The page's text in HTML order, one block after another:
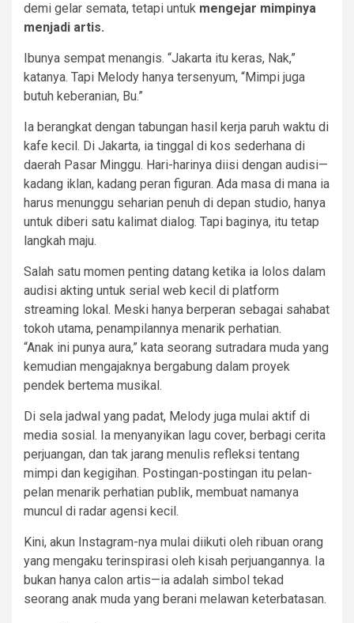
demi gelar semata, tetapi untuk mengejar mimpinya
menjadi artis.
Ibunya sempat menangis. “Jakarta itu keras, Nak,”
katanya. Tapi Melody hanya tersenyum, “Mimpi juga
butuh keberanian, Bu.”
Ia berangkat dengan tabungan hasil kerja paruh waktu di
kafe kecil. Di Jakarta, ia tinggal di kos sederhana di
daerah Pasar Minggu. Hari-harinya diisi dengan audisi—
kadang iklan, kadang peran figuran. Ada masa di mana ia
harus menunggu seharian penuh di depan studio, hanya
untuk diberi satu kalimat dialog. Tapi baginya, itu tetap
langkah maju.
Salah satu momen penting datang ketika ia lolos dalam
audisi akting untuk serial web kecil di platform
streaming lokal. Meski hanya berperan sebagai sahabat
tokoh utama, penampilannya menarik perhatian.
“Anak ini punya aura,” kata seorang sutradara muda yang
kemudian mengajaknya bergabung dalam proyek
pendek bertema musikal.
Di sela jadwal yang padat, Melody juga mulai aktif di
media sosial. Ia menyanyikan lagu cover, berbagi cerita
perjuangan, dan tak jarang menulis refleksi tentang
mimpi dan kegigihan. Postingan-postingan itu pelan-
pelan menarik perhatian publik, membuat namanya
muncul di radar agensi kecil.
Kini, akun Instagram-nya mulai diikuti oleh ribuan orang
yang mengaku terinspirasi oleh kisah perjuangannya. Ia
bukan hanya calon artis—ia adalah simbol tekad
seorang anak muda yang berani melawan keterbatasan.